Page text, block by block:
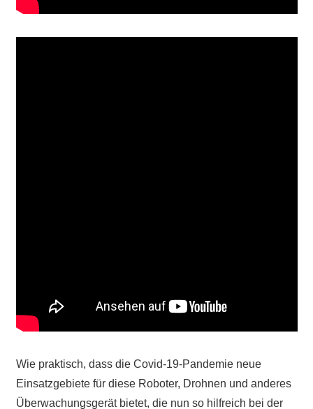
Wie praktisch, dass die Covid-19-Pandemie neue
Einsatzgebiete für diese Roboter, Drohnen und anderes
Überwachungsgerät bietet, die nun so hilfreich bei der